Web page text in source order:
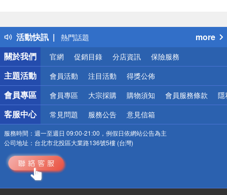
活動快訊
得獎公告
熱門話題
銀行優惠
偏遠地區配送
詐騙網頁！請小心！
more
關於我們
官網 促銷目錄 分店資訊 保險服務
主題活動 會員活動 注目活動 得獎公佈
會員專區 會員專區 大宗採購 購物須知 會員服務條款 隱
客服中心 常見問題 服務公告 意見信箱
服務時間： 週一至週日 09:00-21:00，例假日依網站公告為主
公司地址： 台北市北投區大業路136號5樓 (台灣)